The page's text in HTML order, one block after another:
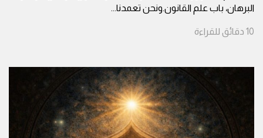
البرهان، باب علم القانون.ونحن تعمدنا...
10 دقائق للقراءة